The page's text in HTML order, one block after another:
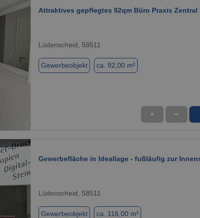
Attraktives gepflegtes 92qm Büro Praxis Zentral
Lüdenscheid, 58511
Gewerbeobjekt ca. 92,00 m²
★ ➦
Gewerbefläche in Ideallage - fußläufig zur
Lüdenscheid, 58511
Gewerbeobjekt ca. 116,00 m²